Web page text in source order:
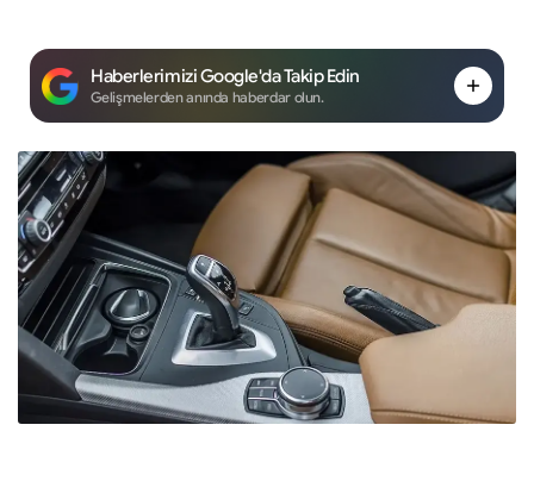
Haberlerimizi Google'da Takip Edin
Gelişmelerden anında haberdar olun.